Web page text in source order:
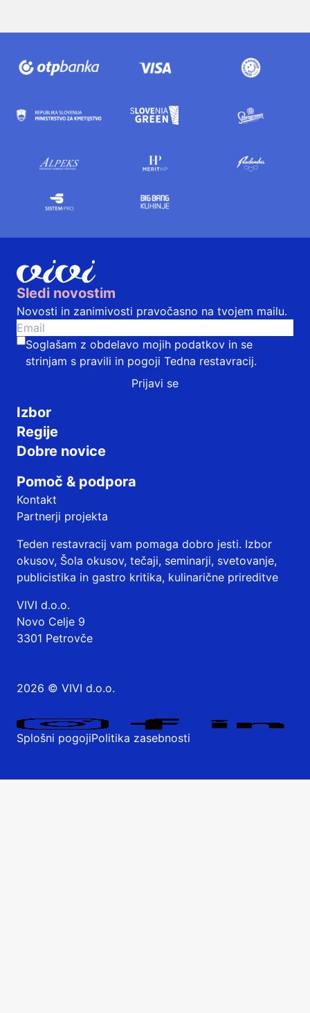
Sledi novostim
Novosti in zanimivosti pravočasno na tvojem mailu.
Soglašam z obdelavo mojih podatkov in se
strinjam s pravili in pogoji Tedna restavracij.
Prijavi se
Izbor
Regije
Dobre novice
Pomoč & podpora
Kontakt
Partnerji projekta
Teden restavracij vam pomaga dobro jesti. Izbor
okusov, Šola okusov, tečaji, seminarji, svetovanje,
publicistika in gastro kritika, kulinarične prireditve
VIVI d.o.o.
Novo Celje 9
3301 Petrovče
2026 © VIVI d.o.o.
Splošni pogojiPolitika zasebnosti